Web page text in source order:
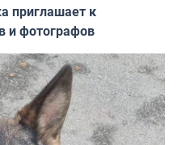
приглашает к
и фотографов